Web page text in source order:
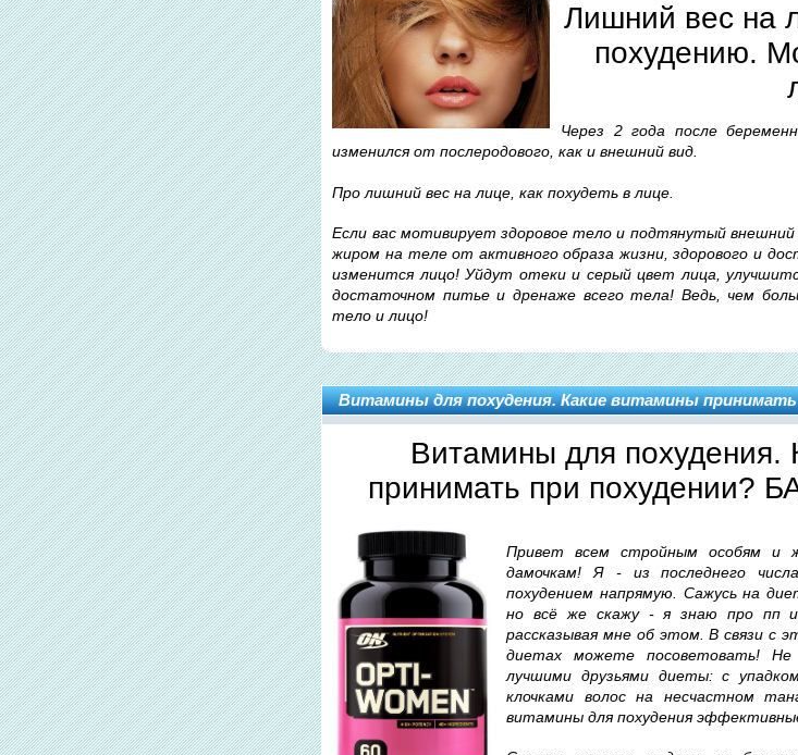
Лишний вес на
похудению.
Через 2 года после
изменился от послеродового, как и внешний вид.
Про лишний вес на лице, как похудеть в лице.
Если вас мотивирует здоровое тело и подтянутый
жиром на теле от активного образа жизни, здорового и
изменится лицо! Уйдут отеки и серый цвет лица,
достаточном питье и дренаже всего тела! Ведь, чем
тело и лицо!
Витамины для похудения. Какие витамины
Витамины для похудения.
принимать при похудении?
Привет всем стройным особям и
дамочкам! Я - из последнего
похудением напрямую. Сажусь на
но всё же скажу - я знаю про пп
рассказывая мне об этом. В связи с
диетах можете посоветовать!
лучшими друзьями диеты: с
клочками волос на несчастном
витамины для похудения